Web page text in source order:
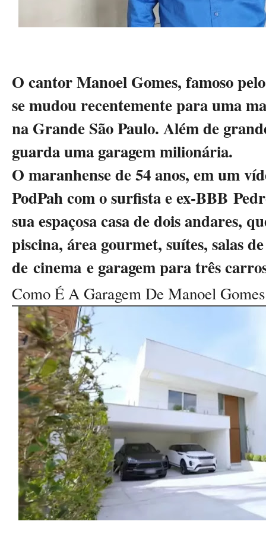
O cantor Manoel Gomes, famoso
se mudou recentemente para uma
na Grande São Paulo. Além de
guarda uma garagem milionária.
O maranhense de 54 anos, em um
PodPah com o surfista e ex-BBB
sua espaçosa casa de dois andares,
piscina, área gourmet, suítes, salas
de cinema e garagem para três
Como É A Garagem De Manoel Gomes